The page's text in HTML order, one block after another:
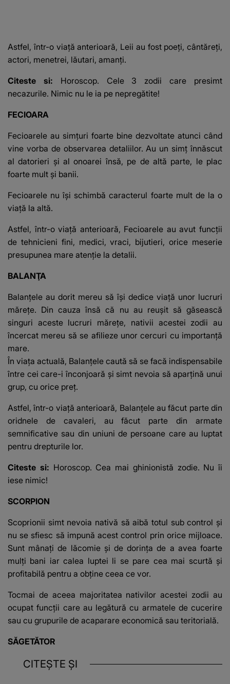
Astfel, într-o viaţă anterioară, Leii au fost poeţi, cântăreţi,
actori, menetrei, lăutari, amanţi.
Citeste si: Horoscop. Cele 3 zodii care presimt
necazurile. Nimic nu le ia pe nepregătite!
FECIOARA
Fecioarele au simţuri foarte bine dezvoltate atunci când
vine vorba de observarea detaliilor. Au un simţ înnăscut
al datorieri şi al onoarei însă, pe de altă parte, le plac
foarte mult şi banii.
Fecioarele nu îşi schimbă caracterul foarte mult de la o
viaţă la altă.
Astfel, într-o viaţă anterioară, Fecioarele au avut funcţii
de tehnicieni fini, medici, vraci, bijutieri, orice meserie
presupunea mare atenţie la detalii.
BALANŢA
Balanţele au dorit mereu să îşi dedice viaţă unor lucruri
măreţe. Din cauza însă că nu au reuşit să găsească
singuri aceste lucruri măreţe, nativii acestei zodii au
încercat mereu să se afilieze unor cercuri cu importanţă
mare.
În viaţa actuală, Balanţele caută să se facă indispensabile
între cei care-i înconjoară şi simt nevoia să aparţină unui
grup, cu orice preţ.
Astfel, într-o viaţă anterioară, Balanţele au făcut parte din
oridnele de cavaleri, au făcut parte din armate
semnificative sau din uniuni de persoane care au luptat
pentru drepturile lor.
Citeste si: Horoscop. Cea mai ghinionistă zodie. Nu îi
iese nimic!
SCORPION
Scoprionii simt nevoia nativă să aibă totul sub control şi
nu se sfiesc să impună acest control prin orice mijloace.
Sunt mânaţi de lăcomie şi de dorinţa de a avea foarte
mulţi bani iar calea luptei li se pare cea mai scurtă şi
profitabilă pentru a obţine ceea ce vor.
Tocmai de aceea majoritatea nativilor acestei zodii au
ocupat funcţii care au legătură cu armatele de cucerire
sau cu grupurile de acaparare economică sau teritorială.
SĂGETĂTOR
CITEȘTE ȘI